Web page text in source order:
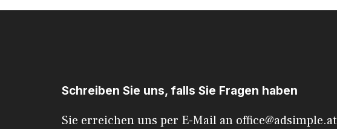
Schreiben Sie uns, falls Sie Fragen haben
Sie erreichen uns per E-Mail an office@adsimple.at